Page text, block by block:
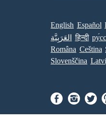
English Español
العَرَبِيَّة
हिन्दी
Româna Ceština
Slovenščina